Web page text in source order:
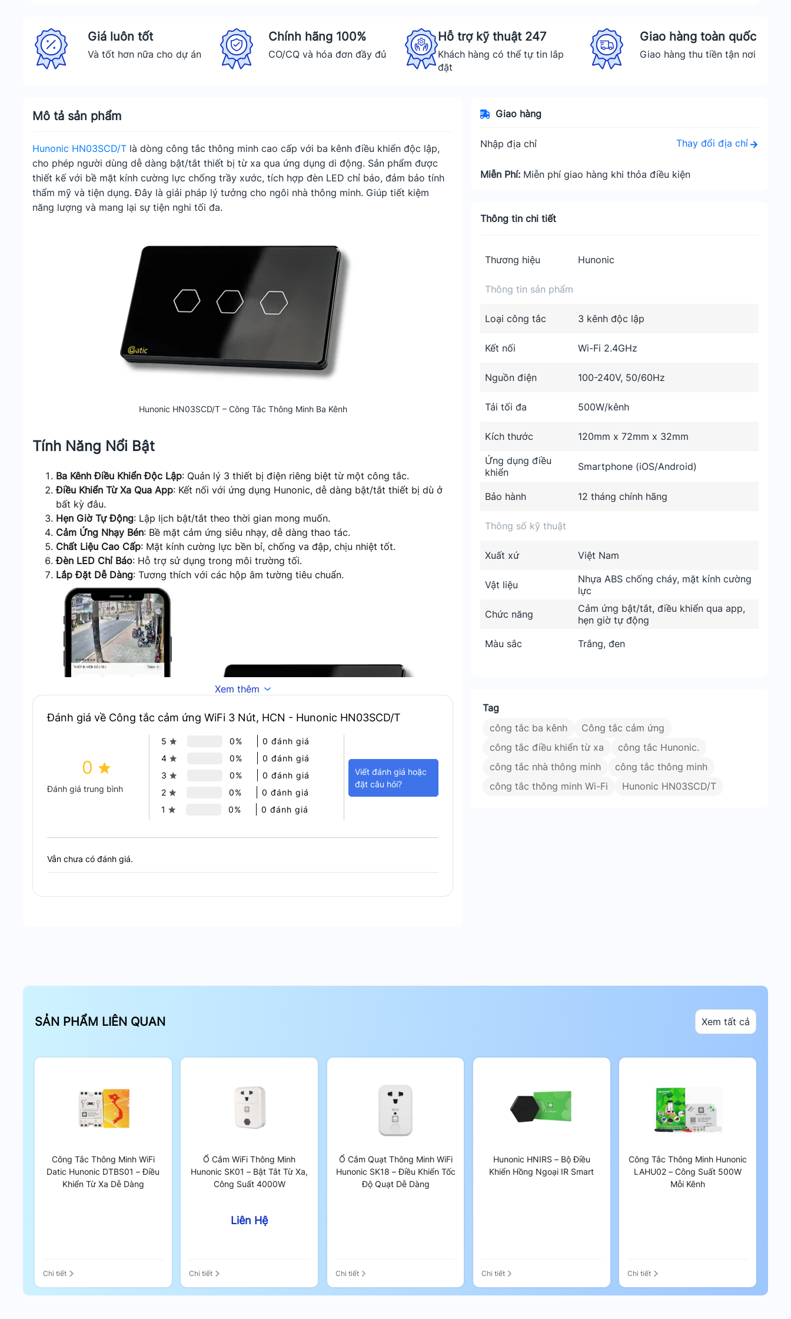
Giá luôn tốt
Và tốt hơn nữa cho dự án
Chính hãng 100%
CO/CQ và hóa đơn đầy đủ
Hỗ trợ kỹ thuật 247
Khách hàng có thể tự tin lắp
đặt
Giao hàng toàn quốc
Giao hàng thu tiền tận nơi
Mô tả sản phẩm
Hunonic HN03SCD/T là dòng công tắc thông minh cao cấp với ba kênh điều khiển độc lập,
cho phép người dùng dễ dàng bật/tắt thiết bị từ xa qua ứng dụng di động. Sản phẩm được
thiết kế với bề mặt kính cường lực chống trầy xước, tích hợp đèn LED chỉ báo, đảm bảo tính
thẩm mỹ và tiện dụng. Đây là giải pháp lý tưởng cho ngôi nhà thông minh. Giúp tiết kiệm
năng lượng và mang lại sự tiện nghi tối đa.
Hunonic HN03SCD/T – Công Tắc Thông Minh Ba Kênh
Tính Năng Nổi Bật
Ba Kênh Điều Khiển Độc Lập: Quản lý 3 thiết bị điện riêng biệt từ một công tắc.
Điều Khiển Từ Xa Qua App: Kết nối với ứng dụng Hunonic, dễ dàng bật/tắt thiết bị dù ở
bất kỳ đâu.
Hẹn Giờ Tự Động: Lập lịch bật/tắt theo thời gian mong muốn.
Cảm Ứng Nhạy Bén: Bề mặt cảm ứng siêu nhạy, dễ dàng thao tác.
Chất Liệu Cao Cấp: Mặt kính cường lực bền bỉ, chống va đập, chịu nhiệt tốt.
Đèn LED Chỉ Báo: Hỗ trợ sử dụng trong môi trường tối.
Lắp Đặt Dễ Dàng: Tương thích với các hộp âm tường tiêu chuẩn.
Tính Năng Nổi Bật
Ứng Dụng
Tiết Kiệm Điện Năng : Hẹn giờ tự động, giảm tiêu hao năng lượng không cần thiết.
Thiết Kế Đẹp Mắt: Mặt kính cường lực sang trọng, phù hợp với mọi không gian.
Thương Hiệu Việt Uy Tín: Được sản xuất bởi Hunonic. Thương hiệu nổi tiếng về thiết bị
Kết Luận
Hunonic HN03SCD/T là lựa chọn hoàn hảo cho những ai muốn nâng cấp không gian sống với
các tính năng điều khiển thông minh. Với thiết kế hiện đại, độ bền cao và khả năng quản lý
tiện lợi qua app, sản phẩm sẽ mang đến sự thoải mái và hiện đại cho gia đình bạn.
Xem thêm
Đánh giá về Công tắc cảm ứng WiFi 3 Nút, HCN - Hunonic HN03SCD/T
0
Đánh giá trung bình
5 0%
0 đánh giá
4
0%
0 đánh giá
3
0%
0 đánh giá
2
0%
0 đánh giá
1
0% 0 đánh giá
Viết đánh giá hoặc
đặt câu hỏi?
Vẫn chưa có đánh giá.
Giao hàng
Nhập địa chỉ Thay đổi địa chỉ
Miễn Phí: Miễn phí giao hàng khi thỏa điều kiện
Thông tin chi tiết
Thương hiệu Hunonic
Thông tin sản phẩm
Loại công tắc 3 kênh độc lập
Kết nối Wi-Fi 2.4GHz
Nguồn điện 100-240V, 50/60Hz
Tải tối đa 500W/kênh
Kích thước 120mm x 72mm x 32mm
Ứng dụng điều
khiển
Smartphone (iOS/Android)
Bảo hành 12 tháng chính hãng
Thông số kỹ thuật
Xuất xứ Việt Nam
Vật liệu
Nhựa ABS chống cháy, mặt kính cường
lực
Chức năng
Cảm ứng bật/tắt, điều khiển qua app,
hẹn giờ tự động
Màu sắc
Trắng, đen
Tag
công tắc ba kênh
Công tắc cảm ứng
công tắc điều khiển từ xa
công tắc Hunonic.
công tắc nhà thông minh
công tắc thông minh
công tắc thông minh Wi-Fi
Hunonic HN03SCD/T
SẢN PHẨM LIÊN QUAN Xem tất cả
Công Tắc Thông Minh WiFi
Datic Hunonic DTBS01 – Điều
Khiển Từ Xa Dễ Dàng
Chi tiết
Ổ Cắm WiFi Thông Minh
Hunonic SK01 – Bật Tắt Từ Xa,
Công Suất 4000W
Liên Hệ
Chi tiết
Ổ Cắm Quạt Thông Minh WiFi
Hunonic SK18 – Điều Khiển Tốc
Độ Quạt Dễ Dàng
Chi tiết
Hunonic HNIRS – Bộ Điều
Khiển Hồng Ngoại IR Smart
Chi tiết
Công Tắc Thông Minh Hunonic
LAHU02 – Công Suất 500W
Mỗi Kênh
Chi tiết